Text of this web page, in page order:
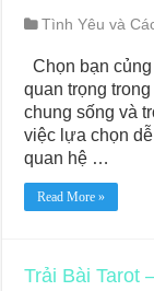
Tình Yêu và
Chọn bạn
quan trọng
chung sống và
việc lựa chọn
quan hệ …
Read More »
Trải Bài Tarot